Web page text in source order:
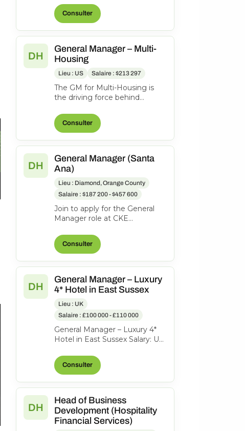
famed Las Vegas Strip on
Flam...
Consulter
DH
General Manager – Multi-
Housing
Lieu : US Salaire : $213 297
The GM for Multi-Housing is
the driving force behind
across two direct-selling
segments — Mu...
Consulter
DH
General Manager (Santa
Ana)
Lieu : Diamond, Orange County
Salaire : $187 200 - $457 600
Join to apply for the General
Manager role at CKE
Be among the first 25
applicants Joi...
Consulter
DH
General Manager – Luxury
4* Hotel in East Sussex
Lieu : UK
Salaire : £100 000 - £110 000
General Manager – Luxury 4*
Hotel in East Sussex Salary: Up
exciting opportunity has arisen
fo...Consulter
DH
Head of Business
Development (Hospitality
Financial Services)